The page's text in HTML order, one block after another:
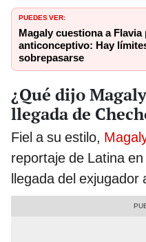
PUEDES VER:
Magaly cuestiona a
anticonceptivo: Hay
sobrepasarse
¿Qué dijo
llegada de
Fiel a su estilo,
reportaje de Latina
llegada del exjugador